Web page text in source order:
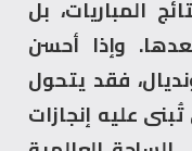
المباريات، بل
وإذا أحسن
فقد يتحول
عليه إنجازات